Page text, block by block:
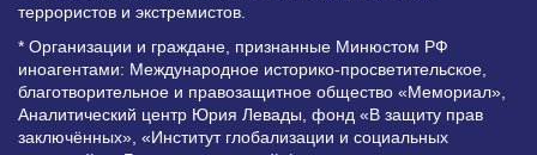
террористов и экстремистов.
* Организации и граждане, признанные Минюстом РФ
иноагентами: Международное историко-просветительское,
благотворительное и правозащитное общество «Мемориал»,
Аналитический центр Юрия Левады, фонд «В защиту прав
заключённых», «Институт глобализации и социальных